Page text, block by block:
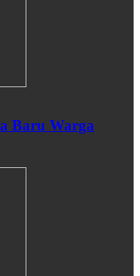
Baru Warga